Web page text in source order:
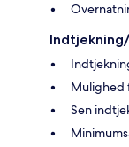
Mulighed
Sen